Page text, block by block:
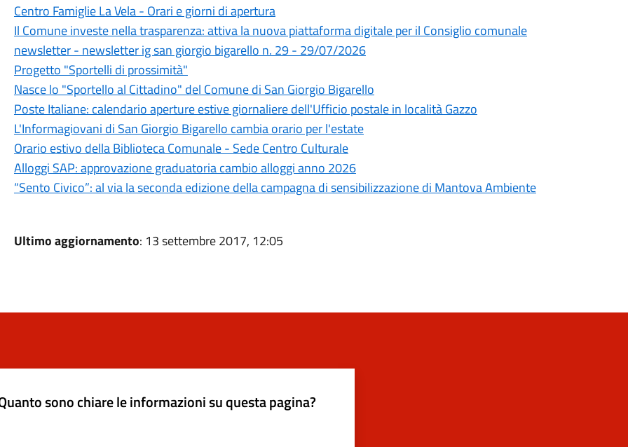
Centro Famiglie La Vela - Orari e giorni di apertura
Il Comune investe nella trasparenza: attiva la nuova piattaforma digitale per il Consiglio comunale
newsletter - newsletter ig san giorgio bigarello n. 29 - 29/07/2026
Progetto "Sportelli di prossimità"
Nasce lo "Sportello al Cittadino" del Comune di San Giorgio Bigarello
Poste Italiane: calendario aperture estive giornaliere dell'Ufficio postale in località Gazzo
L'Informagiovani di San Giorgio Bigarello cambia orario per l'estate
Orario estivo della Biblioteca Comunale - Sede Centro Culturale
Alloggi SAP: approvazione graduatoria cambio alloggi anno 2026
“Sento Civico”: al via la seconda edizione della campagna di sensibilizzazione di Mantova Ambiente
Ultimo aggiornamento: 13 settembre 2017, 12:05
sono chiare le informazioni su questa pagina?